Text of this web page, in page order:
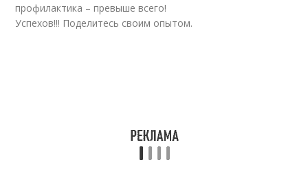
профилактика – превыше всего!
Успехов!!! Поделитесь своим опытом.